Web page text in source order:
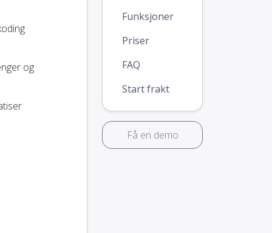
og
Funksjoner
Priser
FAQ
Start frakt
Få en demo